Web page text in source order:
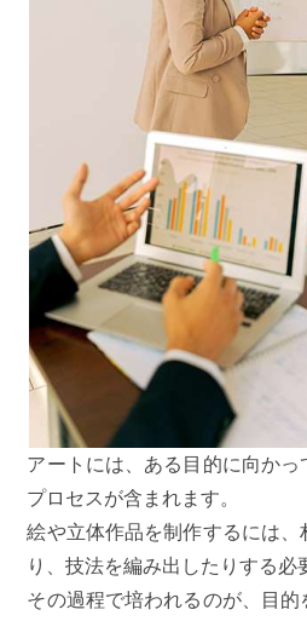
アートには、ある目的に向か
プロセスが含まれます。
絵や立体作品を制作するには
り、技法を編み出したりする必
その過程で培われるのが、目